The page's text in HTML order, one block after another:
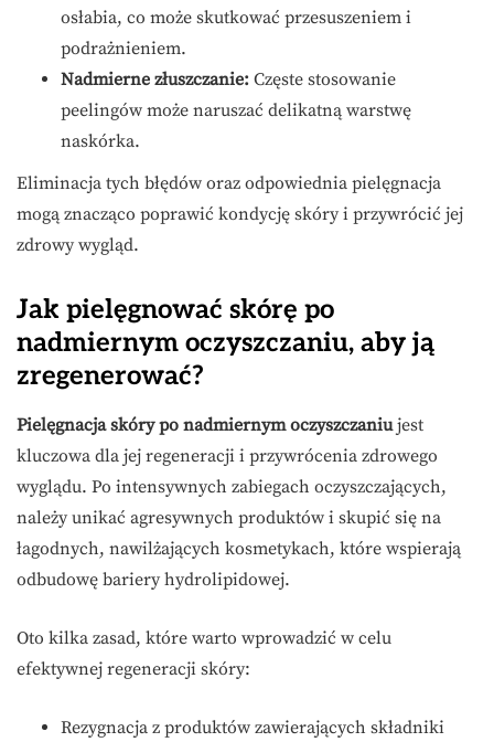
osłabia, co może skutkować przesuszeniem i
podrażnieniem.
Nadmierne złuszczanie: Częste stosowanie
peelingów może naruszać delikatną warstwę
naskórka.
Eliminacja tych błędów oraz odpowiednia pielęgnacja
mogą znacząco poprawić kondycję skóry i przywrócić jej
zdrowy wygląd.
Jak pielęgnować skórę po
nadmiernym oczyszczaniu, aby ją
zregenerować?
Pielęgnacja skóry po nadmiernym oczyszczaniujest
kluczowa dla jej regeneracji i przywrócenia zdrowego
wyglądu. Po intensywnych zabiegach oczyszczających,
należy unikać agresywnych produktów i skupić się na
łagodnych, nawilżających kosmetykach, które wspierają
odbudowę bariery hydrolipidowej.
Oto kilka zasad, które warto wprowadzić w celu
efektywnej regeneracji skóry:
Rezygnacja z produktów zawierających składniki